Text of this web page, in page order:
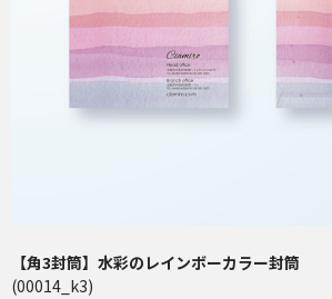
角3（216×277mm）
長4（90×205mm）
料金表
【角3封筒】水彩のレインボーカラー封筒
(00014_k3)